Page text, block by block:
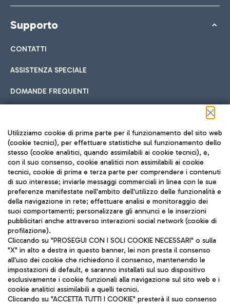
Supporto
CONTATTI
ASSISTENZA SPECIALE
DOMANDE FREQUENTI
Seguici sui social
TRAVEL JOURNAL
ITA
Aeroporti di Roma S.p.A. - Società soggetta a direzione e
coordinamento di Mundys S.p.A.
Utilizziamo cookie di prima parte per il funzionamento del sito web
(cookie tecnici), per effettuare statistiche sul funzionamento dello
stesso (cookie analitici, quando assimilabili ai cookie tecnici), e,
con il suo consenso, cookie analitici non assimilabili ai cookie
tecnici, cookie di prima e terza parte per comprendere i contenuti
di suo interesse; inviarle messaggi commerciali in linea con le sue
preferenze manifestate nell'ambito dell'utilizzo delle funzionalità e
della navigazione in rete; effettuare analisi e monitoraggio dei
suoi comportamenti; personalizzare gli annunci e le inserzioni
pubblicitari anche attraverso interazioni social network (cookie di
profilazione).
Cliccando su "PROSEGUI CON I SOLI COOKIE NECESSARI" o sulla
"X" in alto a destra in questo banner, lei non presta il consenso
all'uso dei cookie che richiedono il consenso, mantenendo le
impostazioni di default, e saranno installati sul suo dispositivo
esclusivamente i cookie funzionali alla navigazione sul sito web e i
cookie analitici assimilabili a quelli tecnici.
Cliccando su "ACCETTA TUTTI I COOKIE" presterà il suo consenso